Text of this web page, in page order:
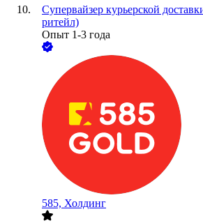
Супервайзер курьерской
ритейл)
Опыт 1-3 года
585, Холдинг